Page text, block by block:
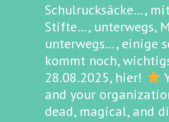
Schulrucksäcke…,
Stifte…, unterwegs,
unterwegs…, einige
kommt noch,
28.08.2025, hier!
and your
dead, magical, and